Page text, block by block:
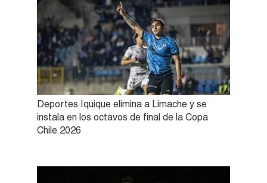
Deportes Iquique elimina a Limache y se
instala en los octavos de final de la Copa
Chile 2026